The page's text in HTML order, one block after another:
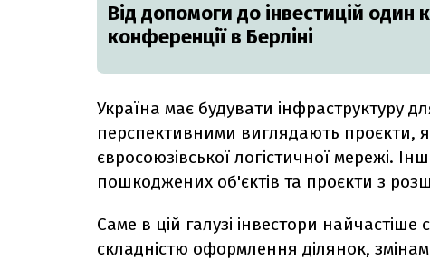
Від допомоги до інвестицій
конференції в Берліні
Україна має будувати інфраструктуру
перспективними виглядають проєкти,
євросоюзівської логістичної мережі.
пошкоджених об'єктів та проєкти з
Саме в цій галузі інвестори
складністю оформлення ділянок,